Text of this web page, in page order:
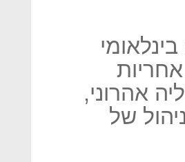
אהרוני,
של